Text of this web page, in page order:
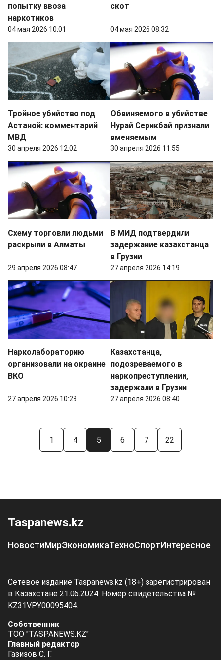
попытку ввоза
наркотиков
04 мая 2026 10:01
скот
04 мая 2026 08:32
Тройное убийство под
Астаной: комментарий
МВД
30 апреля 2026 12:02
Обвиняемого в убийстве
Нурай Серикбай признали
вменяемым
30 апреля 2026 11:55
Схему торговли людьми
раскрыли в Алматы
29 апреля 2026 08:47
В МИД подтвердили
задержание казахстанца
в Грузии
27 апреля 2026 14:19
Нарколабораторию
организовали на окраине
ВКО
27 апреля 2026 10:23
Казахстанца,
подозреваемого в
наркопреступлении,
задержали в Грузии
27 апреля 2026 08:40
1 4 5 6 7 22
Taspanews.kz
НовостиМирЭкономикаТехноСпортИнтересное
Сетевое издание Taspanews.kz (18+) зарегистрирован
в Казахстане 21.06.2024. Номер свидетельства №
KZ31VPY00095404.
Собственник
ТОО "TASPANEWS.KZ"
Главный редактор
Газизов С. Г.